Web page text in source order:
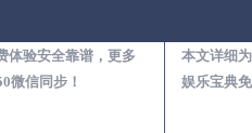
体验安全靠谱，更多
微信同步！
本文详细
娱乐宝典